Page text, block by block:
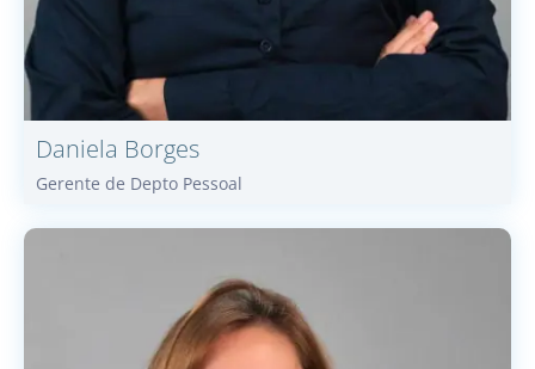
Daniela Borges
Gerente de Depto Pessoal